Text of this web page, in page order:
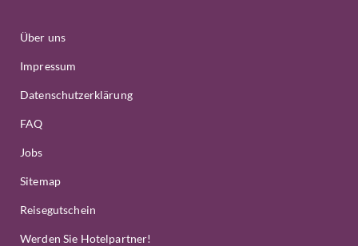
Über uns
Impressum
Datenschutzerklärung
FAQ
Jobs
Sitemap
Reisegutschein
Werden Sie Hotelpartner!